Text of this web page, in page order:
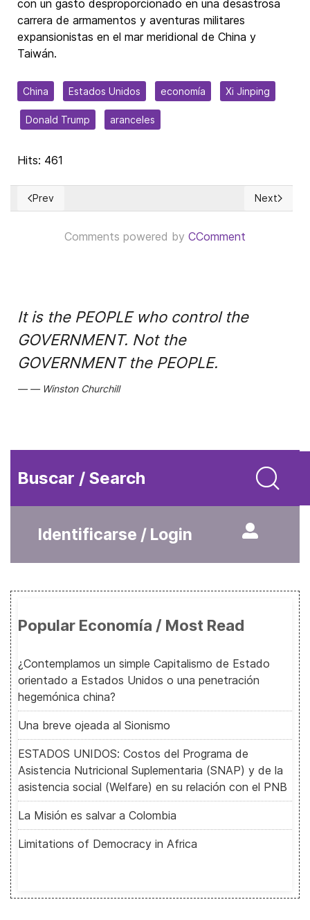
con un gasto desproporcionado en una desastrosa
carrera de armamentos y aventuras militares
expansionistas en el mar meridional de China y
Taiwán.
China Estados Unidos economía Xi Jinping
Donald Trump aranceles
Hits: 461
Previous article: El Mercado de Valores continúa
Prev Next
Next
Comments powered by CComment
It is the PEOPLE who control the
GOVERNMENT. Not the
GOVERNMENT the PEOPLE.
Winston Churchill
Buscar / Search
Identificarse / Login
Popular Economía / Most Read
¿Contemplamos un simple Capitalismo de Estado
orientado a Estados Unidos o una penetración
hegemónica china?
Una breve ojeada al Sionismo
ESTADOS UNIDOS: Costos del Programa de
Asistencia Nutricional Suplementaria (SNAP) y de la
asistencia social (Welfare) en su relación con el PNB
La Misión es salvar a Colombia
Limitations of Democracy in Africa